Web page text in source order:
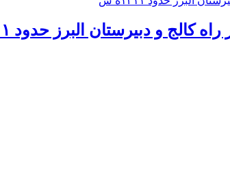
و دبيرستان البرز حدود ۱۳۱۱ه ش